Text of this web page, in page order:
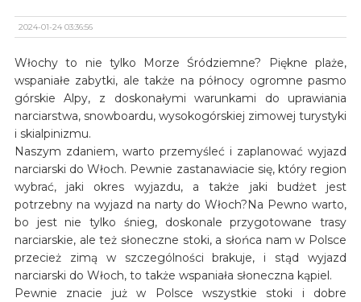
2024-01-24 03:36:56
Włochy to nie tylko Morze Śródziemne? Piękne plaże,
wspaniałe zabytki, ale także na północy ogromne pasmo
górskie Alpy, z doskonałymi warunkami do uprawiania
narciarstwa, snowboardu, wysokogórskiej zimowej turystyki
i skialpinizmu.
Naszym zdaniem, warto przemyśleć i zaplanować wyjazd
narciarski do Włoch. Pewnie zastanawiacie się, który region
wybrać, jaki okres wyjazdu, a także jaki budżet jest
potrzebny na wyjazd na narty do Włoch?Na Pewno warto,
bo jest nie tylko śnieg, doskonale przygotowane trasy
narciarskie, ale też słoneczne stoki, a słońca nam w Polsce
przecież zimą w szczególności brakuje, i stąd wyjazd
narciarski do Włoch, to także wspaniała słoneczna kąpiel.
Pewnie znacie już w Polsce wszystkie stoki i dobre